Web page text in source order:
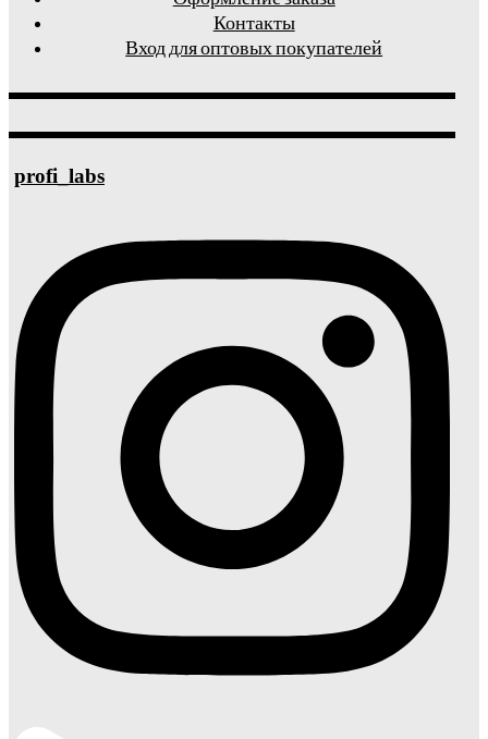
Контакты
Вход для оптовых покупателей
profi_labs